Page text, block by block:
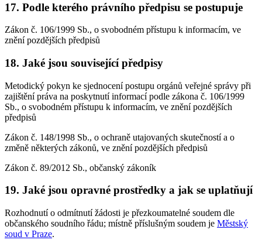
17. Podle kterého právního předpisu se postupuje
Zákon č. 106/1999 Sb., o svobodném přístupu k informacím, ve
znění pozdějších předpisů
18. Jaké jsou související předpisy
Metodický pokyn ke sjednocení postupu orgánů veřejné správy při
zajištění práva na poskytnutí informací podle zákona č. 106/1999
Sb., o svobodném přístupu k informacím, ve znění pozdějších
předpisů
Zákon č. 148/1998 Sb., o ochraně utajovaných skutečností a o
změně některých zákonů, ve znění pozdějších předpisů
Zákon č. 89/2012 Sb., občanský zákoník
19. Jaké jsou opravné prostředky a jak se uplatňují
Rozhodnutí o odmítnutí žádosti je přezkoumatelné soudem dle
občanského soudního řádu; místně příslušným soudem je Městský
soud v Praze.